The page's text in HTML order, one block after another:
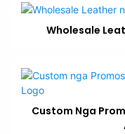
Wholesale
Custom Nga